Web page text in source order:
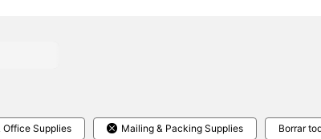
Office Supplies Mailing & Packing Supplies Borrar